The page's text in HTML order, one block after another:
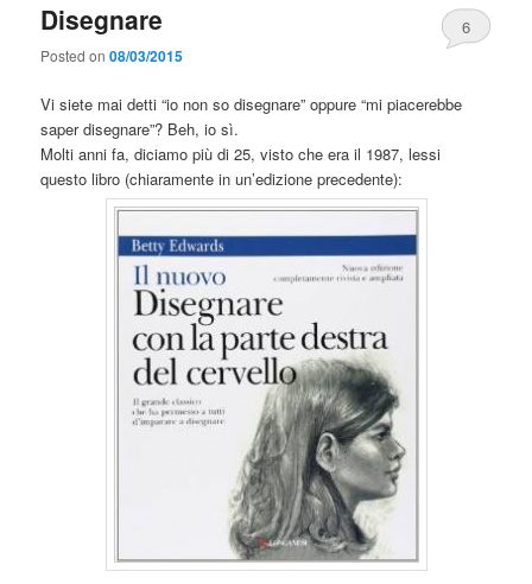
Disegnare
Posted on08/03/2015
6
Vi siete mai detti “io non so disegnare” oppure “mi piacerebbe
saper disegnare”? Beh, io sì.
Molti anni fa, diciamo più di 25, visto che era il 1987, lessi
questo libro (chiaramente in un’edizione precedente):